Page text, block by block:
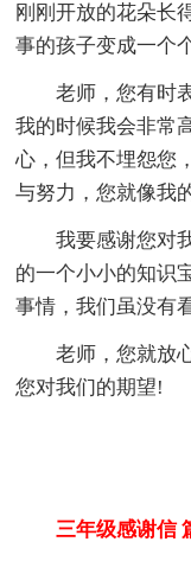
刚刚开放的花朵长
事的孩子变成一个
老师，您有时
我的时候我会非常
心，但我不埋怨您
与努力，您就像我
我要感谢您对
的一个小小的知识
事情，我们虽没有
老师，您就放
您对我们的期望!
三年级感谢信